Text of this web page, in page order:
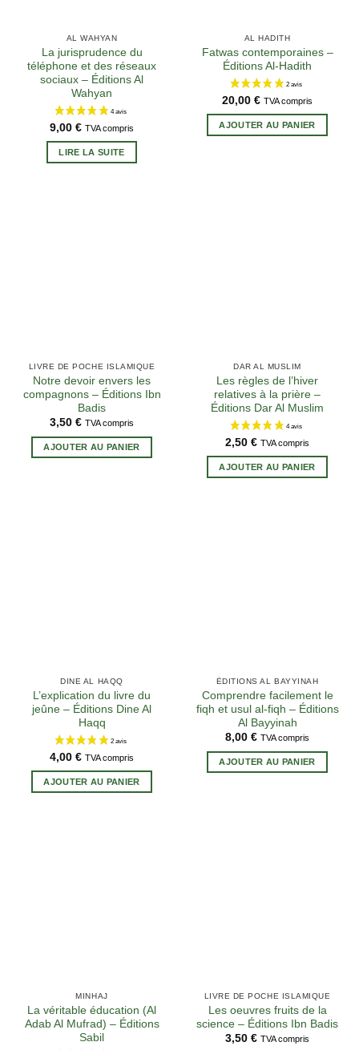
AL WAHYAN
La jurisprudence du
téléphone et des réseaux
sociaux – Éditions Al
Wahyan
9,00 € TVA compris
LIRE LA SUITE
AL HADITH
Fatwas contemporaines –
Éditions Al-Hadith
20,00 € TVA compris
AJOUTER AU PANIER
LIVRE DE POCHE ISLAMIQUE
Notre devoir envers les
compagnons – Éditions Ibn
Badis
3,50 € TVA compris
AJOUTER AU PANIER
DAR AL MUSLIM
Les règles de l’hiver
relatives à la prière –
Éditions Dar Al Muslim
2,50 € TVA compris
AJOUTER AU PANIER
DINE AL HAQQ
L’explication du livre du
jeûne – Éditions Dine Al
Haqq
4,00 € TVA compris
AJOUTER AU PANIER
ÉDITIONS AL BAYYINAH
Comprendre facilement le
fiqh et usul al-fiqh – Éditions
Al Bayyinah
8,00 € TVA compris
AJOUTER AU PANIER
MINHAJ
La véritable éducation (Al
Adab Al Mufrad) – Éditions
Sabil
LIVRE DE POCHE ISLAMIQUE
Les oeuvres fruits de la
science – Éditions Ibn Badis
3,50 € TVA compris